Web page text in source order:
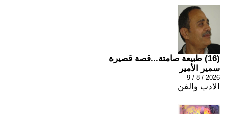
(16) طبيعة صامتة...قصة قصيرة
سمير الأمير
2026 / 8 / 9
الادب والفن